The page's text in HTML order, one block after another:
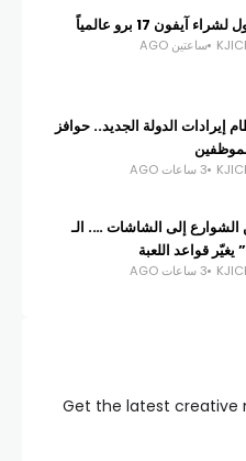
ساعتين AGO
إيرادات الدولة الجديد.. حوافز
3 ساعات AGO
إلى الشاشات …. الـ
3 ساعات AGO
Get the latest creative